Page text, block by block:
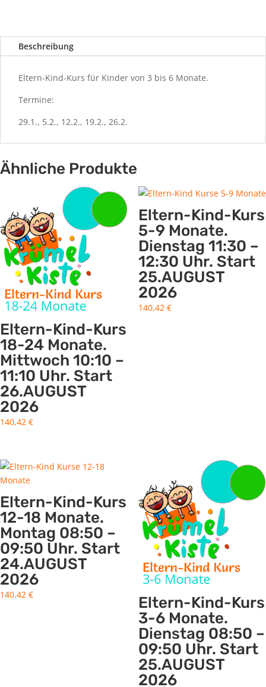
Beschreibung
Eltern-Kind-Kurs für Kinder von 3 bis 6 Monate.
Termine:
29.1., 5.2., 12.2., 19.2., 26.2.
Ähnliche Produkte
Eltern-Kind-Kurs
18-24 Monate.
Mittwoch 10:10 –
11:10 Uhr. Start
26.AUGUST
2026
140,42 €
Eltern-Kind-Kurs
5-9 Monate.
Dienstag 11:30 –
12:30 Uhr. Start
25.AUGUST
2026
140,42 €
Eltern-Kind-Kurs
12-18 Monate.
Montag 08:50 –
09:50 Uhr. Start
24.AUGUST
2026
140,42 €
Eltern-Kind-Kurs
3-6 Monate.
Dienstag 08:50 –
09:50 Uhr. Start
25.AUGUST
2026